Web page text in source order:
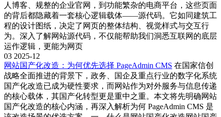
人博客、规整的企业官网，到功能繁杂的电商平台，这些页面
的背后都隐藏着一套核心逻辑载体——源代码。它如同建筑工
程的设计图纸，决定了网页的整体结构、视觉样式与交互行
为。深入了解网站源代码，不仅能帮助我们洞悉互联网的底层
运作逻辑，更能为网页
03 2025-12
网站国产化改造：为何优先选择 PageAdmin CMS 在国家信创
战略全面推进的背景下，政务、国企及重点行业的数字化系统
国产化改造已成为硬性要求，而网站作为对外服务与信息传递
的核心载体，其国产化转型更是重中之重。本文将先明确网站
国产化改造的核心内涵，再深入解析为何 PageAdmin CMS 是